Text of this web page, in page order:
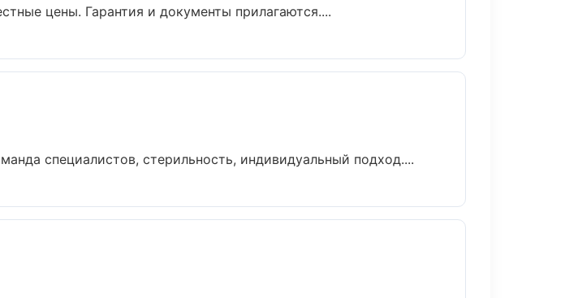
цены. Гарантия и документы прилагаются....
специалистов, стерильность, индивидуальный подход....